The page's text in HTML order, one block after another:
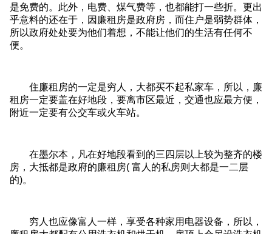
是免费的。此外，电费、煤气费等，也都能打一些折。更出
乎意料的还在于，因廉租房是政府房，而住户是弱势群体，
所以政府处处要为他们着想，不能让他们的生活有任何不
便。
住廉租房的一定是穷人，大都买不起私家车，所以，廉
租房一定要盖在好地段，要离市区最近，交通也应最方便，
附近一定要有公交车或火车站。
在墨尔本，凡在好地段看到的三四层以上较为整齐的楼
房，大抵都是政府的廉租房( 富人的私房则大都是一二层
的)。
穷人也应像富人一样，享受各种家用电器设备，所以，